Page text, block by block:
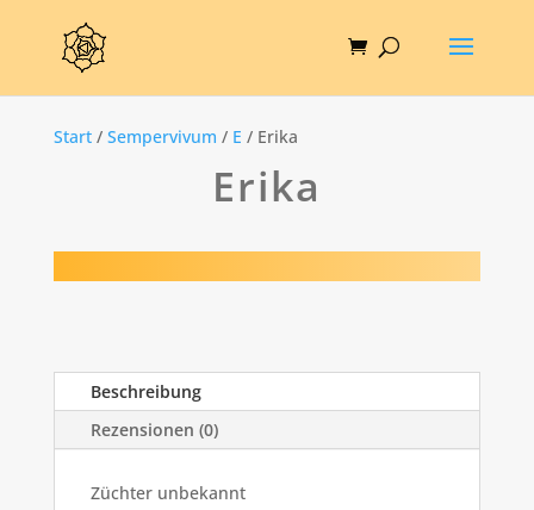
Start/ Sempervivum / E / Erika
Erika
Beschreibung
Rezensionen (0)
Züchter unbekannt